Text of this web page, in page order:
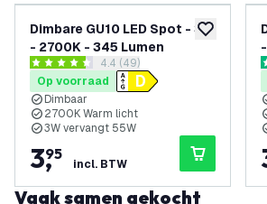
toevoegen
Dimbare GU10 LED Spot - 3W
- 2700K - 345 Lumen
reviews drawer openen
4.4 score sterren4.4 (49)
Op voorraad
Dimbaar
2700K Warm licht
3W vervangt 55W
3,
95
incl. BTW
Vaak samen gekocht